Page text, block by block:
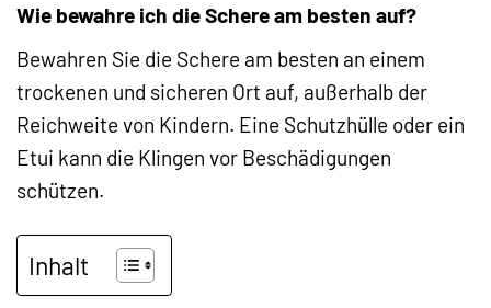
Wie bewahre ich die Schere am besten auf?
Bewahren Sie die Schere am besten an einem
trockenen und sicheren Ort auf, außerhalb der
Reichweite von Kindern. Eine Schutzhülle oder ein
Etui kann die Klingen vor Beschädigungen
schützen.
Inhalt